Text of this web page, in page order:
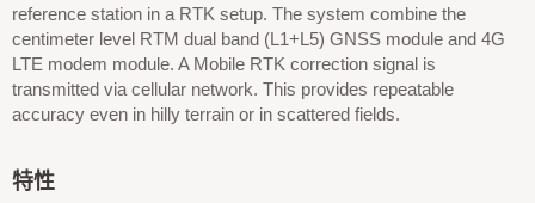
reference station in a RTK setup. The system combine the
centimeter level RTM dual band (L1+L5) GNSS module and 4G
LTE modem module. A Mobile RTK correction signal is
transmitted via cellular network. This provides repeatable
accuracy even in hilly terrain or in scattered fields.
特性